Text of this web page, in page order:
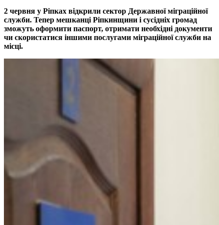
2 червня у Ріпках відкрили сектор Державної міграційної
служби. Тепер мешканці Ріпкинщини і сусідніх громад
зможуть оформити паспорт, отримати необхідні документи
чи скористатися іншими послугами міграційної служби на
місці.